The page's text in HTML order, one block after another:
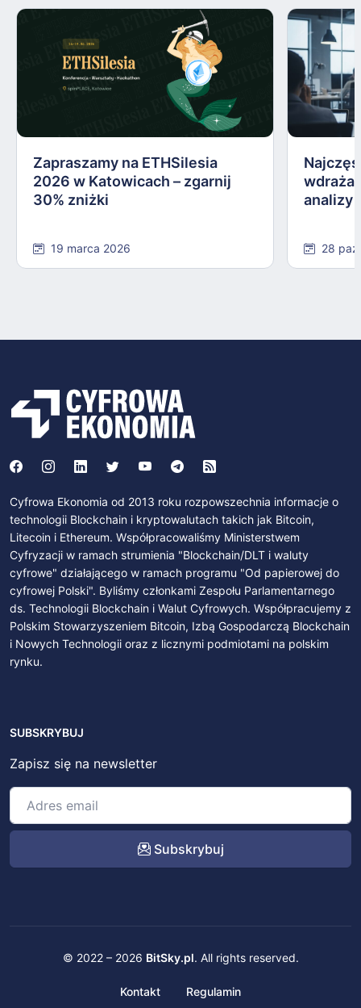
Zapraszamy na ETHSilesia
2026 w Katowicach – zgarnij
30% zniżki
19 marca 2026
analizy
28
Cyfrowa Ekonomia od 2013 roku rozpowszechnia informacje o
technologii Blockchain i kryptowalutach takich jak Bitcoin,
Litecoin i Ethereum. Współpracowaliśmy Ministerstwem
Cyfryzacji w ramach strumienia "Blockchain/DLT i waluty
cyfrowe" działającego w ramach programu "Od papierowej do
cyfrowej Polski". Byliśmy członkami Zespołu Parlamentarnego
ds. Technologii Blockchain i Walut Cyfrowych. Współpracujemy z
Polskim Stowarzyszeniem Bitcoin, Izbą Gospodarczą Blockchain
i Nowych Technologii oraz z licznymi podmiotami na polskim
rynku.
SUBSKRYBUJ
Zapisz się na newsletter
Subskrybuj
© 2022 – 2026 BitSky.pl. All rights reserved.
Kontakt Regulamin